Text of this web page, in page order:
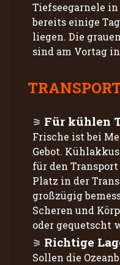
Tiefseegarnele
bereits einige
liegen. Die
sind am Vortag
Für kühlen
Frische ist bei
Gebot.
für den
Platz in der
großzügig
Scheren und
oder gequetscht
Richtige
Sollen die